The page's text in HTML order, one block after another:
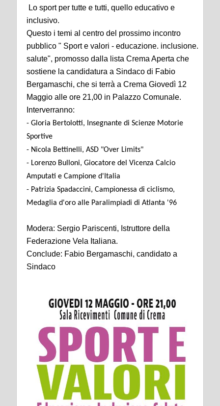
Lo sport per tutte e tutti, quello educativo e
inclusivo.
Questo i temi al centro del prossimo incontro
pubblico " Sport e valori - educazione. inclusione.
salute", promosso dalla lista Crema Aperta che
sostiene la candidatura a Sindaco di Fabio
Bergamaschi, che si terrà a Crema Giovedì 12
Maggio alle ore 21,00 in Palazzo Comunale.
Interverranno:
- Gloria Bertolotti, Insegnante di Scienze Motorie
Sportive
- Nicola Bettinelli, ASD "Over Limits"
- Lorenzo Bulloni, Giocatore del Vicenza Calcio
Amputati e Campione d'Italia
- Patrizia Spadaccini, Campionessa di ciclismo,
Medaglia d'oro alle Paralimpiadi di Atlanta '96
Modera: Sergio Pariscenti, Istruttore della
Federazione Vela Italiana.
Conclude: Fabio Bergamaschi, candidato a
Sindaco